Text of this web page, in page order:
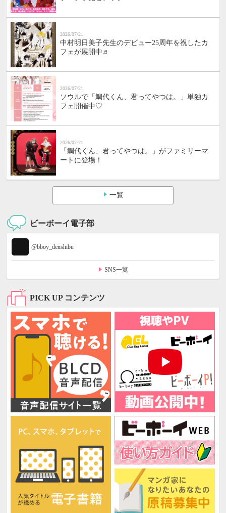
2026/07/21
中村明日美子先生のデビュー25周年を祝したカ
フェが展開中♬
2026/07/21
ソウルで「鯛代くん、君ってやつは。」単独カ
フェ開催中♡
2026/07/21
「鯛代くん、君ってやつは。」がファミリーマ
ートに登場！
一覧
ビーボーイ電子部
@bboy_denshibu
SNS一覧
PICK UP コンテンツ